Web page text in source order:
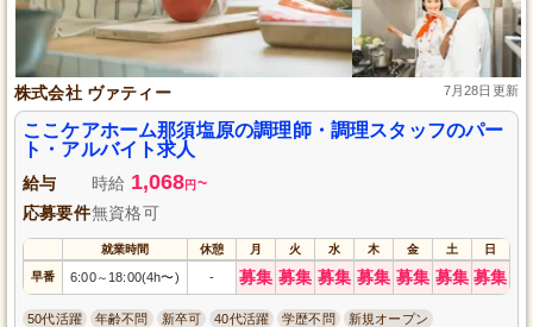
株式会社 ヴァティー 7月28日更新
ここケアホーム那須塩原の調理師・調理スタッフのパー
ト・アルバイト求人
給与 時給 1,068円 ~
応募要件無資格可
就業時間 休憩 月 火 水 木 金 土 日
早番 6:00～ 18:00(4h〜) - 募集 募集 募集 募集 募集 募集 募集
50代活躍 年齢不問 新卒可 40代活躍 学歴不問 新規オープン